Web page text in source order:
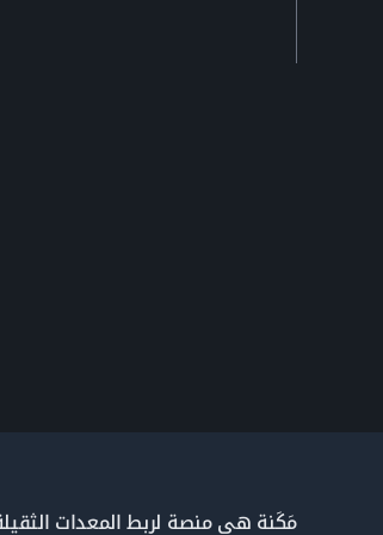
مَكَنة هي منصة لربط المعدات